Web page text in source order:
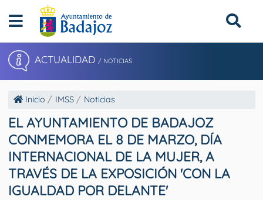
ACTUALIDAD / NOTICIAS
Inicio IMSS Noticias
EL AYUNTAMIENTO DE BADAJOZ
CONMEMORA EL 8 DE MARZO, DÍA
INTERNACIONAL DE LA MUJER, A
TRAVÉS DE LA EXPOSICIÓN 'CON LA
IGUALDAD POR DELANTE'